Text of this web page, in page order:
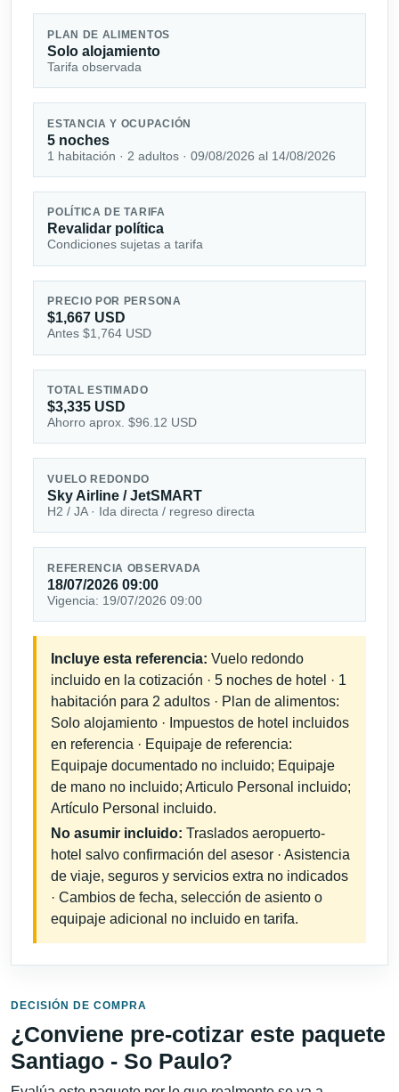
PLAN DE ALIMENTOS
Solo alojamiento
Tarifa observada
ESTANCIA Y OCUPACIÓN
5 noches
1 habitación · 2 adultos · 09/08/2026 al 14/08/2026
POLÍTICA DE TARIFA
Revalidar política
Condiciones sujetas a tarifa
PRECIO POR PERSONA
$1,667 USD
Antes $1,764 USD
TOTAL ESTIMADO
$3,335 USD
Ahorro aprox. $96.12 USD
VUELO REDONDO
Sky Airline / JetSMART
H2 / JA · Ida directa / regreso directa
REFERENCIA OBSERVADA
18/07/2026 09:00
Vigencia: 19/07/2026 09:00
Incluye esta referencia: Vuelo redondo
incluido en la cotización · 5 noches de hotel · 1
habitación para 2 adultos · Plan de alimentos:
Solo alojamiento · Impuestos de hotel incluidos
en referencia · Equipaje de referencia:
Equipaje documentado no incluido; Equipaje
de mano no incluido; Articulo Personal incluido;
Artículo Personal incluido.
No asumir incluido: Traslados aeropuerto-
hotel salvo confirmación del asesor · Asistencia
de viaje, seguros y servicios extra no indicados
· Cambios de fecha, selección de asiento o
equipaje adicional no incluido en tarifa.
DECISIÓN DE COMPRA
¿Conviene pre-cotizar este paquete
Santiago - So Paulo?